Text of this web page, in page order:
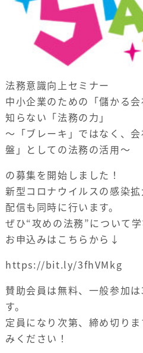
法務意識向上セミナー
中小企業のための「儲かる
知らない「法務の力」
～「ブレーキ」ではなく、
盤」としての法務の活用～
の募集を開始しました！
新型コロナウイルスの感染
配信も同時に行います。
ぜひ“攻めの法務”について
お申込みはこちらから↓
https://bit.ly/3fhVMkg
賛助会員は無料、一般参加
す。
定員になり次第、締め切り
みください！